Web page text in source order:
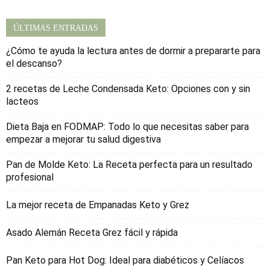
ÚLTIMAS ENTRADAS
¿Cómo te ayuda la lectura antes de dormir a prepararte para
el descanso?
2 recetas de Leche Condensada Keto: Opciones con y sin
lacteos
Dieta Baja en FODMAP: Todo lo que necesitas saber para
empezar a mejorar tu salud digestiva
Pan de Molde Keto: La Receta perfecta para un resultado
profesional
La mejor receta de Empanadas Keto y Grez
Asado Alemán Receta Grez fácil y rápida
Pan Keto para Hot Dog: Ideal para diabéticos y Celíacos